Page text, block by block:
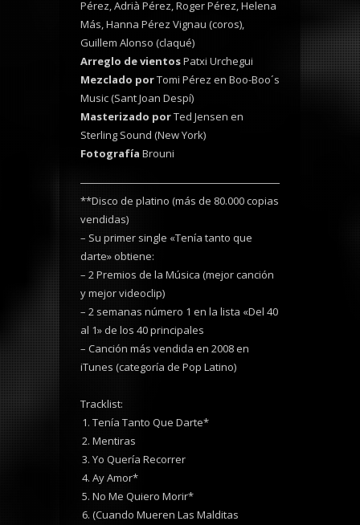
Pérez, Adrià Pérez, Roger Pérez, Helena
Más, Hanna Pérez Vignau (coros),
Guillem Alonso (claqué)
Arreglo de vientosPatxi Urchegui
Mezclado porTomi Pérez en Boo-Boo´s
Music (Sant Joan Despí)
Masterizado porTed Jensen en
Sterling Sound (New York)
Fotografía Brouni
**Disco de platino (más de 80.000 copias
vendidas)
– Su primer single «Tenía tanto que
darte» obtiene:
– 2 Premios de la Música (mejor canción
y mejor videoclip)
– 2 semanas número 1 en la lista «Del 40
al 1» de los 40 principales
– Canción más vendida en 2008 en
iTunes (categoría de Pop Latino)
Tracklist:
Tenía Tanto Que Darte*
Mentiras
Yo Quería Recorrer
Ay Amor*
No Me Quiero Morir*
(Cuando Mueren Las Malditas